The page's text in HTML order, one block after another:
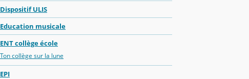
Dispositif ULIS
Education musicale
ENT collège école
Ton collège sur la lune
EPI